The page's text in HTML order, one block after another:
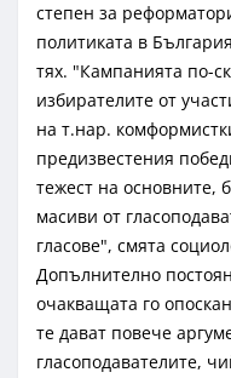
степен за
политиката в
тях. "Кампанията по-
избирателите от
на т.нар.
предизвестения
тежест на основните,
масиви от
гласове", смята
Допълнително
очакващата го
те дават повече
гласоподавателите,